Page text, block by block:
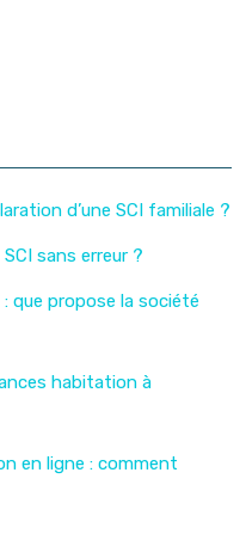
d’une SCI familiale ?
sans erreur ?
que propose la société
habitation à
en ligne : comment